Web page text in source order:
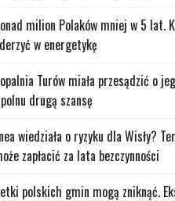
milion Polaków mniej w 5 lat.
w energetykę
Turów miała przesądzić o
drugą szansę
wiedziała o ryzyku dla Wisły?
zapłacić za lata bezczynności
polskich gmin mogą zniknąć.